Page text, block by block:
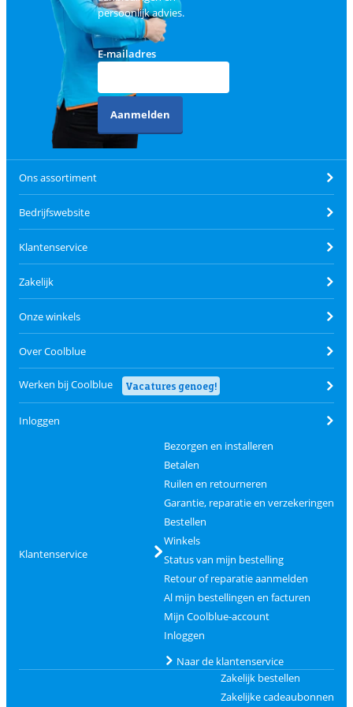
persoonlijk advies.
E-mailadres
Aanmelden
Ons assortiment
Bedrijfswebsite
Klantenservice
Zakelijk
Onze winkels
Over Coolblue
Werken bij Coolblue Vacatures genoeg!
Inloggen
Klantenservice
Bezorgen en installeren
Betalen
Ruilen en retourneren
Garantie, reparatie en verzekeringen
Bestellen
Winkels
Status van mijn bestelling
Retour of reparatie aanmelden
Al mijn bestellingen en facturen
Mijn Coolblue-account
Inloggen
Naar de klantenservice
Zakelijk bestellen
Zakelijke cadeaubonnen